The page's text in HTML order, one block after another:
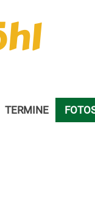
TERMINE